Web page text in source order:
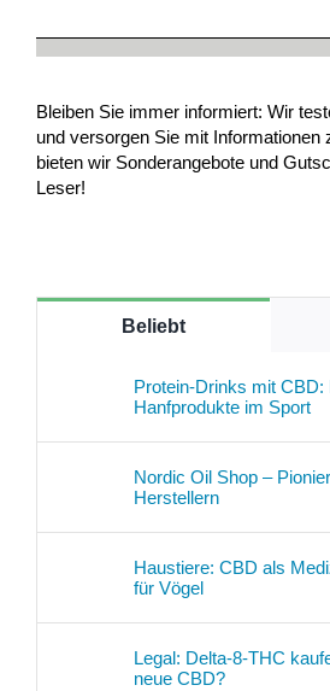
Bleiben Sie immer informiert: Wir
und versorgen Sie mit Informationen
bieten wir Sonderangebote und
Leser!
Beliebt
Protein-Drinks mit CBD:
Hanfprodukte im Sport
Nordic Oil Shop –
Herstellern
Haustiere: CBD als
für Vögel
Legal: Delta-8-THC
neue CBD?